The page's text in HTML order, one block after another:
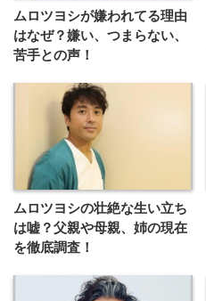
ムロツヨシが嫌われてる理由
はなぜ？嫌い、つまらない、
苦手との声！
ムロツヨシの壮絶な生い立ち
は嘘？父親や母親、姉の現在
を徹底調査！